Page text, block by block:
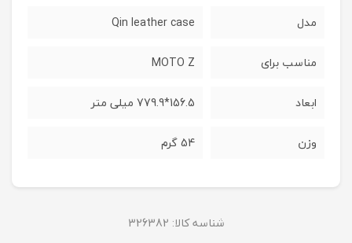
مدل Qin leather case
مناسب برای MOTO Z
ابعاد 156.5*779.9 میلی متر
وزن 54 گرم
شناسه کالا: 326382